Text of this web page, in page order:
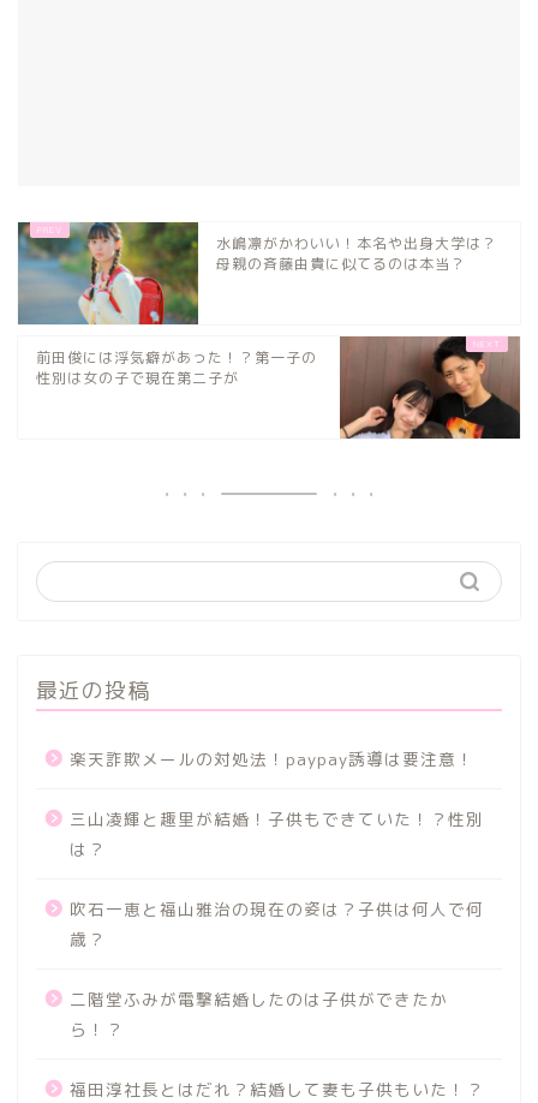
水嶋凛がかわいい！本名や出身大学は？
母親の斉藤由貴に似てるのは本当？
前田俊には浮気癖があった！？第一子の
性別は女の子で現在第二子が
最近の投稿
楽天詐欺メールの対処法！paypay誘導は要注意！
三山凌輝と趣里が結婚！子供もできていた！？性別
は？
吹石一恵と福山雅治の現在の姿は？子供は何人で何
歳？
二階堂ふみが電撃結婚したのは子供ができたか
ら！？
福田淳社長とはだれ？結婚して妻も子供もいた！？